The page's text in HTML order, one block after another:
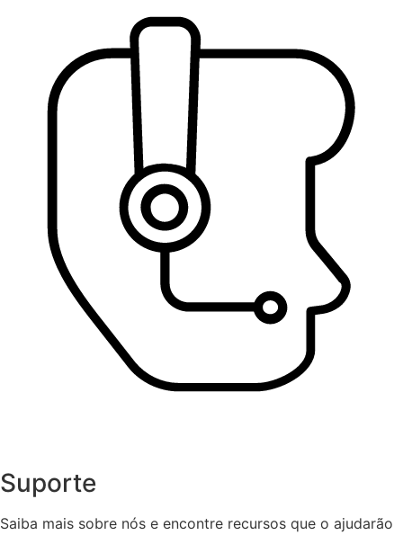
Suporte
Saiba mais sobre nós e encontre recursos que o ajudarão